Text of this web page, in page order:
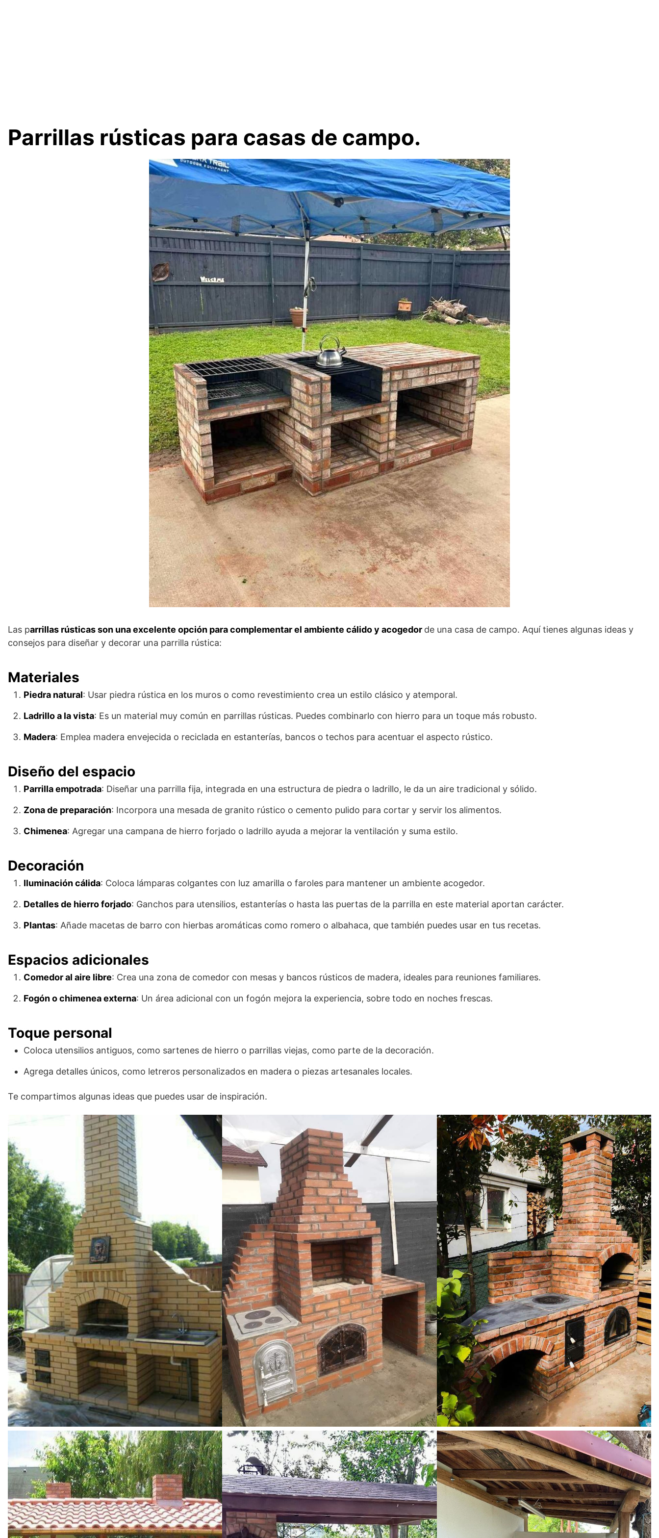
Parrillas rústicas para casas de campo.
Las parrillas rústicas son una excelente opción para complementar el ambiente cálido y acogedor de una casa de campo. Aquí tienes algunas ideas y
consejos para diseñar y decorar una parrilla rústica:
Materiales
Piedra natural: Usar piedra rústica en los muros o como revestimiento crea un estilo clásico y atemporal.
Ladrillo a la vista: Es un material muy común en parrillas rústicas. Puedes combinarlo con hierro para un toque más robusto.
Madera: Emplea madera envejecida o reciclada en estanterías, bancos o techos para acentuar el aspecto rústico.
Diseño del espacio
Parrilla empotrada: Diseñar una parrilla fija, integrada en una estructura de piedra o ladrillo, le da un aire tradicional y sólido.
Zona de preparación: Incorpora una mesada de granito rústico o cemento pulido para cortar y servir los alimentos.
Chimenea: Agregar una campana de hierro forjado o ladrillo ayuda a mejorar la ventilación y suma estilo.
Decoración
Iluminación cálida: Coloca lámparas colgantes con luz amarilla o faroles para mantener un ambiente acogedor.
Detalles de hierro forjado: Ganchos para utensilios, estanterías o hasta las puertas de la parrilla en este material aportan carácter.
Plantas: Añade macetas de barro con hierbas aromáticas como romero o albahaca, que también puedes usar en tus recetas.
Espacios adicionales
Comedor al aire libre: Crea una zona de comedor con mesas y bancos rústicos de madera, ideales para reuniones familiares.
Fogón o chimenea externa: Un área adicional con un fogón mejora la experiencia, sobre todo en noches frescas.
Toque personal
Coloca utensilios antiguos, como sartenes de hierro o parrillas viejas, como parte de la decoración.
Agrega detalles únicos, como letreros personalizados en madera o piezas artesanales locales.
Te compartimos algunas ideas que puedes usar de inspiración.